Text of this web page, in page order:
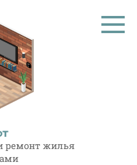
ремонт жилья